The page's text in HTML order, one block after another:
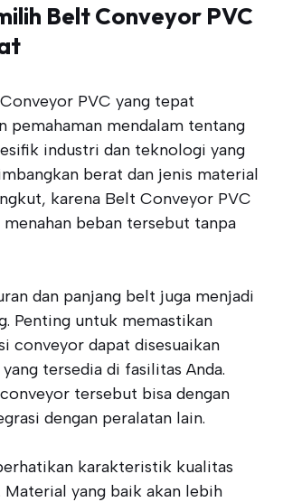
Belt Conveyor PVC
PVC yang tepat
pemahaman mendalam tentang
industri dan teknologi yang
berat dan jenis material
karena Belt Conveyor PVC
menahan beban tersebut tanpa
dan panjang belt juga menjadi
Penting untuk memastikan
conveyor dapat disesuaikan
tersedia di fasilitas Anda.
tersebut bisa dengan
dengan peralatan lain.
karakteristik kualitas
Material yang baik akan lebih